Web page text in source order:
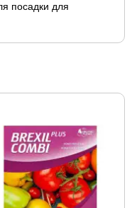
посадки для